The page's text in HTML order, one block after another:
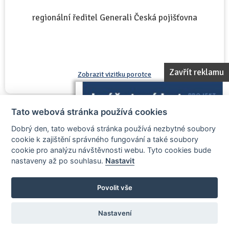
Zavřít reklamu
regionální ředitel Generali Česká pojišťovna
Zobrazit vizitku porotce
Ray Prosek
člen poroty
Tato webová stránka používá cookies
Dobrý den, tato webová stránka používá nezbytné soubory
cookie k zajištění správného fungování a také soubory
cookie pro analýzu návštěvnosti webu. Tyto cookies bude
nastaveny až po souhlasu. Nastavit
Povolit vše
Nastavení